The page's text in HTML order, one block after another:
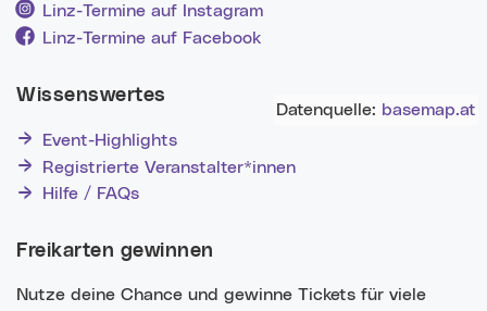
Datenquelle: basemap.at
Linz-Termine auf Instagram
Linz-Termine auf Facebook
Wissenswertes
Event-Highlights
Registrierte Veranstalter*innen
Hilfe / FAQs
Freikarten gewinnen
Nutze deine Chance und gewinne Tickets für viele